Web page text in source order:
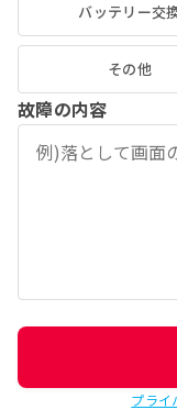
バッテリー交
その他
故障の内容
プライ